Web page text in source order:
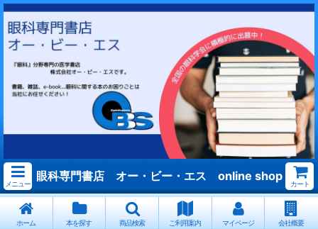
メニュー
眼科専門書店 オー・ビー・エス online shop
カート
ホーム 本を探す 商品検索 ご利用案内 マイページ 会社概要